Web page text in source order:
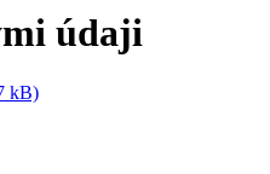
údaji
kB)